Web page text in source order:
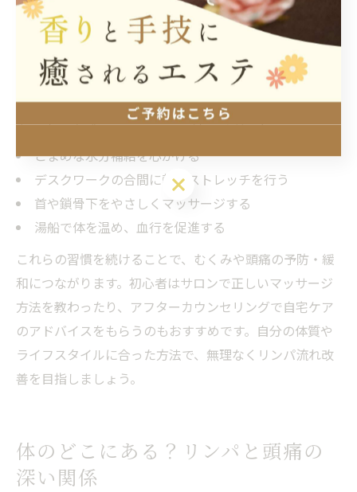
ます。駅近や個室対応、メンズ利用可のサロンも多く、
忙しい方でも通いやすい環境が整っています。定期的な
プロの施術に加え、日常生活の中でリンパの流れを意識
した習慣を取り入れることが体質改善のポイントです。
丸の内で実践しやすいリンパ流れ改善習慣
こまめな水分補給を心がける
デスクワークの合間に軽くストレッチを行う
首や鎖骨下をやさしくマッサージする
湯船で体を温め、血行を促進する
これらの習慣を続けることで、むくみや頭痛の予防・緩
和につながります。初心者はサロンで正しいマッサージ
方法を教わったり、アフターカウンセリングで自宅ケア
のアドバイスをもらうのもおすすめです。自分の体質や
ライフスタイルに合った方法で、無理なくリンパ流れ改
善を目指しましょう。
体のどこにある？リンパと頭痛の
深い関係